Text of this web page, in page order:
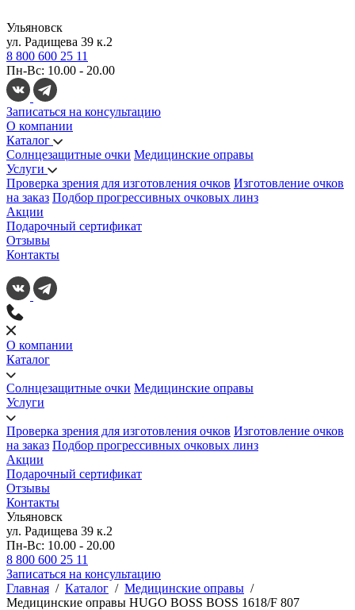
Ульяновск
ул. Радищева 39 к.2
8 800 600 25 11
Пн-Вс: 10.00 - 20.00
Записаться на консультацию
О компании
Каталог
Солнцезащитные очки Медицинские оправы
Услуги
Проверка зрения для изготовления очков Изготовление очков
на заказ Подбор прогрессивных очковых линз
Акции
Подарочный сертификат
Отзывы
Контакты
О компании
Каталог
Солнцезащитные очки Медицинские оправы
Услуги
Проверка зрения для изготовления очков Изготовление очков
на заказ Подбор прогрессивных очковых линз
Акции
Подарочный сертификат
Отзывы
Контакты
Ульяновск
ул. Радищева 39 к.2
Пн-Вс: 10.00 - 20.00
8 800 600 25 11
Записаться на консультацию
Главная / Каталог / Медицинские оправы /
Медицинские оправы HUGO BOSS BOSS 1618/F 807